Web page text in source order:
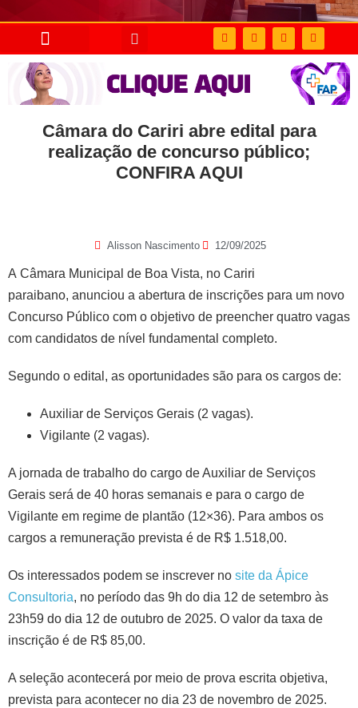
Câmara do Cariri abre edital para
realização de concurso público;
CONFIRA AQUI
Alisson Nascimento 12/09/2025
A Câmara Municipal de Boa Vista, no Cariri
paraibano, anunciou a abertura de inscrições para um novo
Concurso Público com o objetivo de preencher quatro vagas
com candidatos de nível fundamental completo.
Segundo o edital, as oportunidades são para os cargos de:
Auxiliar de Serviços Gerais (2 vagas).
Vigilante (2 vagas).
A jornada de trabalho do cargo de Auxiliar de Serviços
Gerais será de 40 horas semanais e para o cargo de
Vigilante em regime de plantão (12×36). Para ambos os
cargos a remuneração prevista é de R$ 1.518,00.
Os interessados podem se inscrever no site da Ápice
Consultoria, no período das 9h do dia 12 de setembro às
23h59 do dia 12 de outubro de 2025. O valor da taxa de
inscrição é de R$ 85,00.
A seleção acontecerá por meio de prova escrita objetiva,
prevista para acontecer no dia 23 de novembro de 2025.